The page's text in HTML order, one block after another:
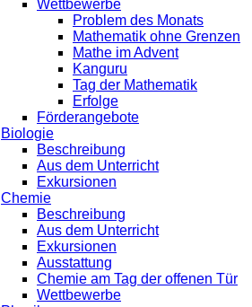
Wettbewerbe
Problem des Monats
Mathematik ohne Grenzen
Mathe im Advent
Kanguru
Tag der Mathematik
Erfolge
Förderangebote
Biologie
Beschreibung
Aus dem Unterricht
Exkursionen
Chemie
Beschreibung
Aus dem Unterricht
Exkursionen
Ausstattung
Chemie am Tag der offenen Tür
Wettbewerbe